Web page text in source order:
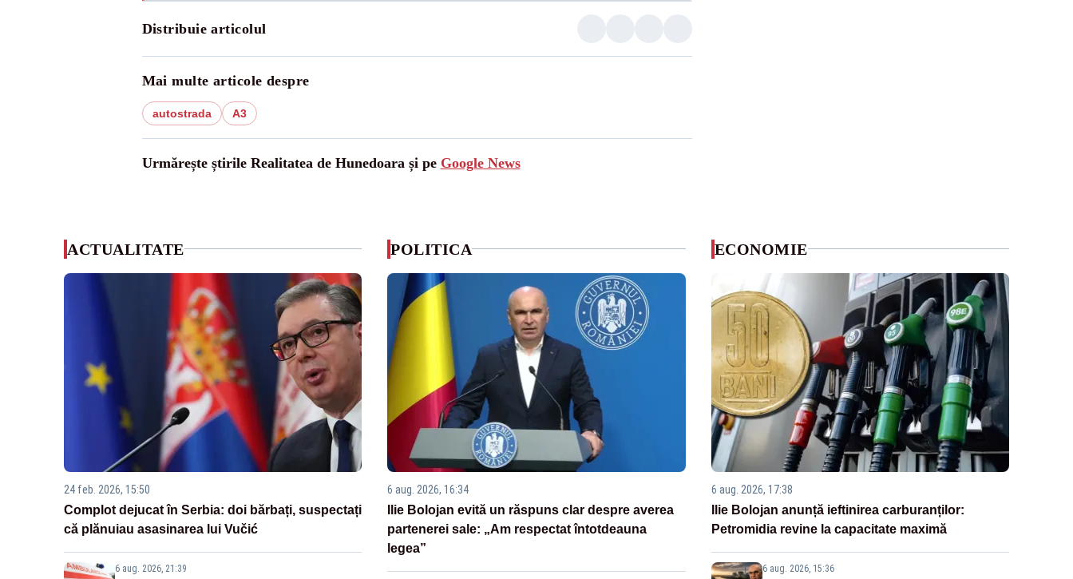
Distribuie articolul
Mai multe articole despre
autostrada A3
Urmărește știrile Realitatea de Hunedoara și pe Google News
ACTUALITATE
24 feb. 2026, 15:50
Complot dejucat în Serbia: doi bărbați, suspectați
că plănuiau asasinarea lui Vučić
6 aug. 2026, 21:39
POLITICA
6 aug. 2026, 16:34
Ilie Bolojan evită un răspuns clar despre averea
partenerei sale: „Am respectat întotdeauna
legea”
ECONOMIE
6 aug. 2026, 17:38
Ilie Bolojan anunță ieftinirea carburanților:
Petromidia revine la capacitate maximă
6 aug. 2026, 15:36